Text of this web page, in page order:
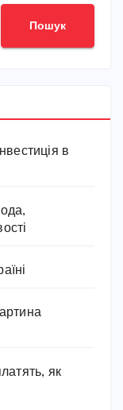
Пошук
в
як